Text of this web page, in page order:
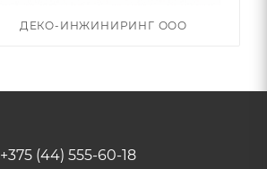
ДЕКО-ИНЖИНИРИНГ ООО
+375 (44) 555-60-18